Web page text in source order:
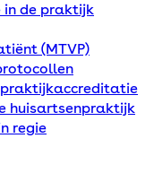
in de praktijk
(MTVP)
praktijkaccreditatie
huisartsenpraktijk
regie